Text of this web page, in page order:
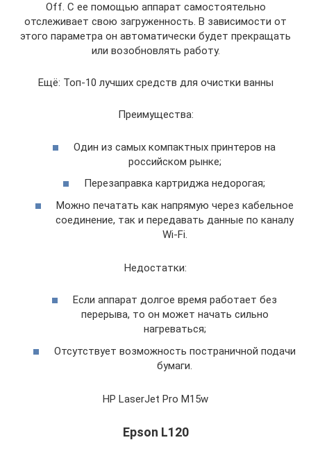
Off. С ее помощью аппарат самостоятельно
отслеживает свою загруженность. В зависимости от
этого параметра он автоматически будет прекращать
или возобновлять работу.
Ещё: Топ-10 лучших средств для очистки ванны
Преимущества:
Один из самых компактных принтеров на
российском рынке;
Перезаправка картриджа недорогая;
Можно печатать как напрямую через кабельное
соединение, так и передавать данные по каналу
Wi-Fi.
Недостатки:
Если аппарат долгое время работает без
перерыва, то он может начать сильно
нагреваться;
Отсутствует возможность постраничной подачи
бумаги.
HP LaserJet Pro M15w
Epson L120